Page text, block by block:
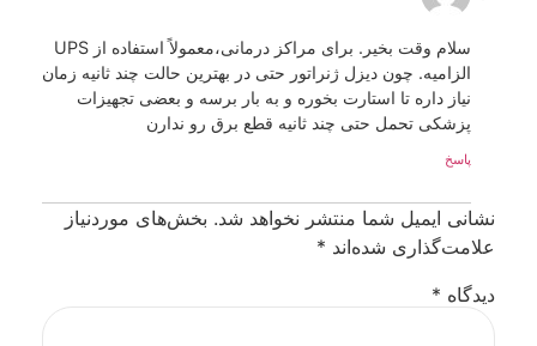
سلام وقت بخیر. برای مراکز درمانی،معمولاً استفاده از UPS
الزامیه. چون دیزل ژنراتور حتی در بهترین حالت چند ثانیه زمان
نیاز داره تا استارت بخوره و به بار برسه و بعضی تجهیزات
پزشکی تحمل حتی چند ثانیه قطع برق رو ندارن
پاسخ
نشانی ایمیل شما منتشر نخواهد شد. بخش‌های موردنیاز
علامت‌گذاری شده‌اند *
دیدگاه *